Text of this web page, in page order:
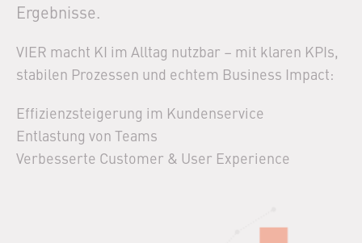
Ergebnisse.
VIER macht KI im Alltag nutzbar – mit klaren KPIs,
stabilen Prozessen und echtem Business Impact:
Effizienzsteigerung im Kundenservice​
Entlastung von Teams​
Verbesserte Customer & User Experience